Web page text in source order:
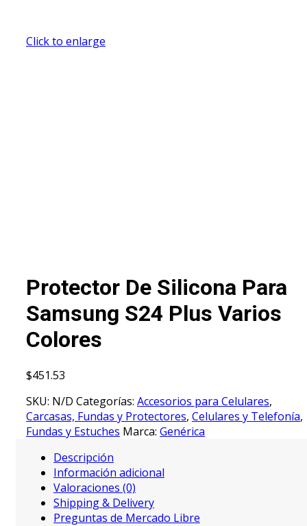
Click to enlarge
Protector De Silicona Para
Samsung S24 Plus Varios
Colores
$451.53
SKU: N/D Categorías: Accesorios para Celulares,
Carcasas, Fundas y Protectores, Celulares y Telefonía,
Fundas y Estuches Marca: Genérica
Descripción
Información adicional
Valoraciones (0)
Shipping & Delivery
Preguntas de Mercado Libre